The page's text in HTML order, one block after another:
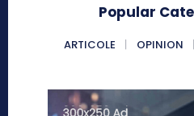
Popular
ARTICOLE OPINION